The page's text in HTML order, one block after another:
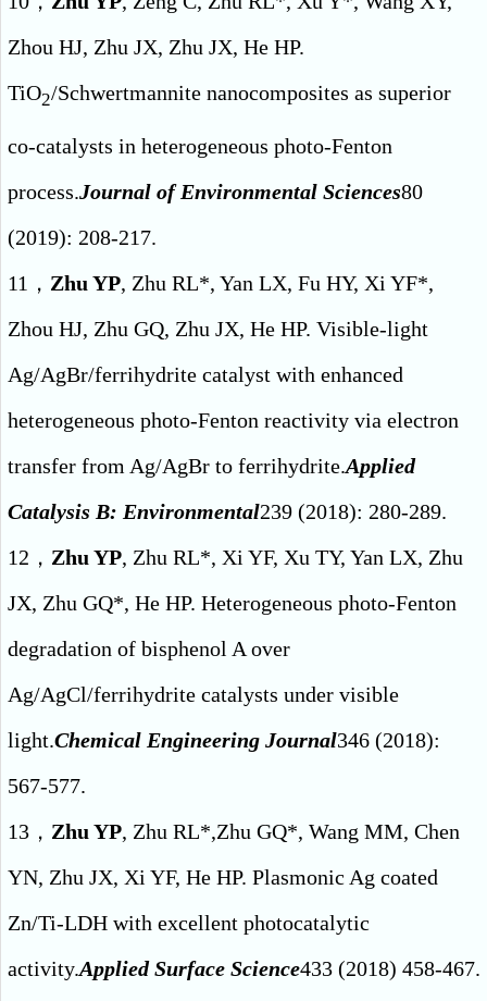
Zhou HJ, Zhu JX, Zhu JX, He HP.
TiO2/Schwertmannite nanocomposites as superior
co-catalysts in heterogeneous photo-Fenton
process.Journal of Environmental Sciences80
(2019): 208-217.
11， Zhu YP, Zhu RL*, Yan LX, Fu HY, Xi YF*,
Zhou HJ, Zhu GQ, Zhu JX, He HP. Visible-light
Ag/AgBr/ferrihydrite catalyst with enhanced
heterogeneous photo-Fenton reactivity via electron
transfer from Ag/AgBr to ferrihydrite.Applied
Catalysis B: Environmental239 (2018): 280-289.
12， Zhu YP, Zhu RL*, Xi YF, Xu TY, Yan LX, Zhu
JX, Zhu GQ*, He HP. Heterogeneous photo-Fenton
degradation of bisphenol A over
Ag/AgCl/ferrihydrite catalysts under visible
light.Chemical Engineering Journal346 (2018):
567-577.
13， Zhu YP, Zhu RL*,Zhu GQ*, Wang MM, Chen
YN, Zhu JX, Xi YF, He HP. Plasmonic Ag coated
Zn/Ti-LDH with excellent photocatalytic
activity.Applied Surface Science433 (2018) 458-467.